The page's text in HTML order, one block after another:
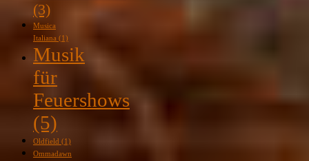
(3)
Musica
Italiana (1)
Musik
für
Feuershows
(5)
Oldfield (1)
Ommadawn